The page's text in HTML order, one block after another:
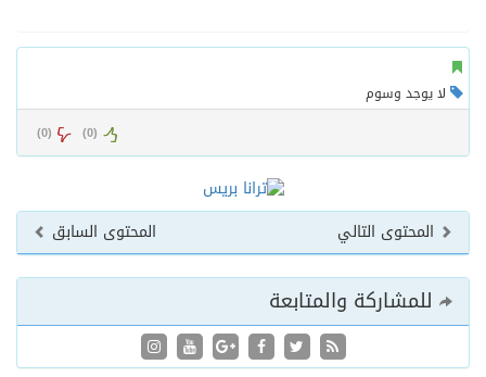
لا يوجد وسوم
(
0
) (
0
)
المحتوى السابق المحتوى التالي
للمشاركة والمتابعة